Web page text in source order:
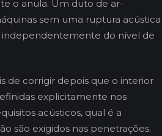
o anula. Um duto de ar-
sem uma ruptura acústica
do nível de
de corrigir depois que o interior
explicitamente nos
acústicos, qual é a
são exigidos nas penetrações.